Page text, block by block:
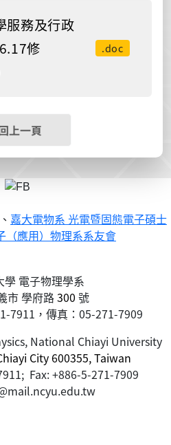
服務及行政
修
.doc
上一頁
、 嘉大電物系 光電暨固態電子碩士
（應用）物理系系友會
學 電子物理學系
市學府路300 號
7911，傳真：05-271-7909
National Chiayi University
City 600355, Taiwan
Fax: +886-5-271-7909